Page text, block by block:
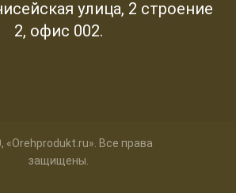
улица, 2 строение
2, офис 002.
«Orehprodukt.ru». Все права
защищены.